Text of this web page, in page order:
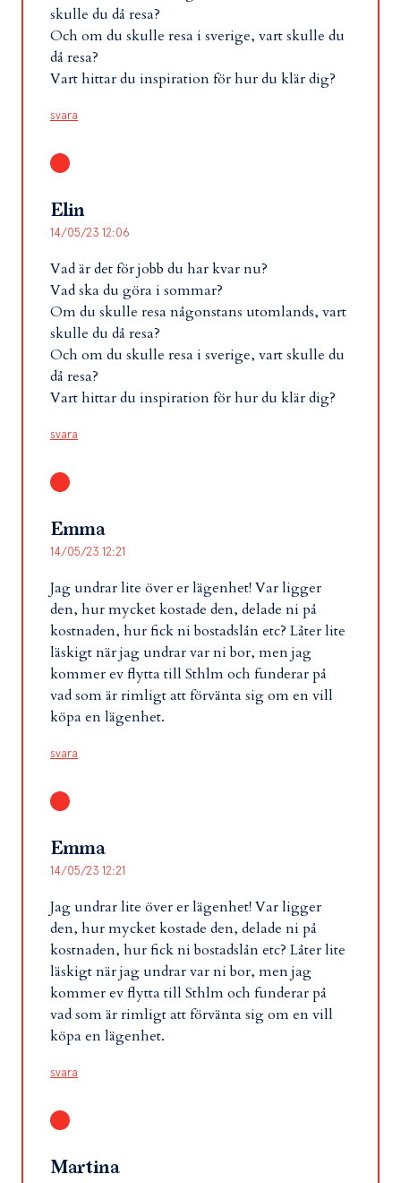
skulle du då resa?
Och om du skulle resa i sverige, vart skulle du
då resa?
Vart hittar du inspiration för hur du klär dig?
svara
Elin
14/05/23 12:06
Vad är det för jobb du har kvar nu?
Vad ska du göra i sommar?
Om du skulle resa någonstans utomlands, vart
skulle du då resa?
Och om du skulle resa i sverige, vart skulle du
då resa?
Vart hittar du inspiration för hur du klär dig?
svara
Emma
14/05/23 12:21
Jag undrar lite över er lägenhet! Var ligger
den, hur mycket kostade den, delade ni på
kostnaden, hur fick ni bostadslån etc? Låter lite
läskigt när jag undrar var ni bor, men jag
kommer ev flytta till Sthlm och funderar på
vad som är rimligt att förvänta sig om en vill
köpa en lägenhet.
svara
Emma
14/05/23 12:21
Jag undrar lite över er lägenhet! Var ligger
den, hur mycket kostade den, delade ni på
kostnaden, hur fick ni bostadslån etc? Låter lite
läskigt när jag undrar var ni bor, men jag
kommer ev flytta till Sthlm och funderar på
vad som är rimligt att förvänta sig om en vill
köpa en lägenhet.
svara
Martina